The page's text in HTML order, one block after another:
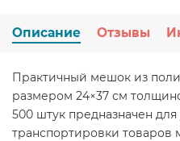
Описание Отзывы
Практичный мешок из
размером 24×37 см
500 штук предназначен
транспортировки товаров